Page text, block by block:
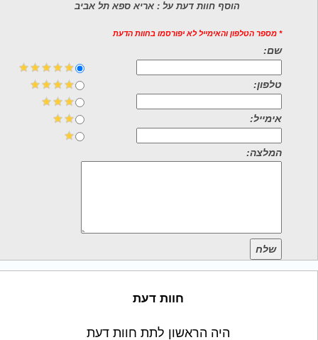
הוסף חוות דעת על : אריא ספא תל אביב
* מספר הטלפון והאימייל לא יפורסמו בחוות הדעת
שם:
טלפון:
אימייל:
המלצה:
שלח
חוות דעת
היה הראשון לתת חוות דעת